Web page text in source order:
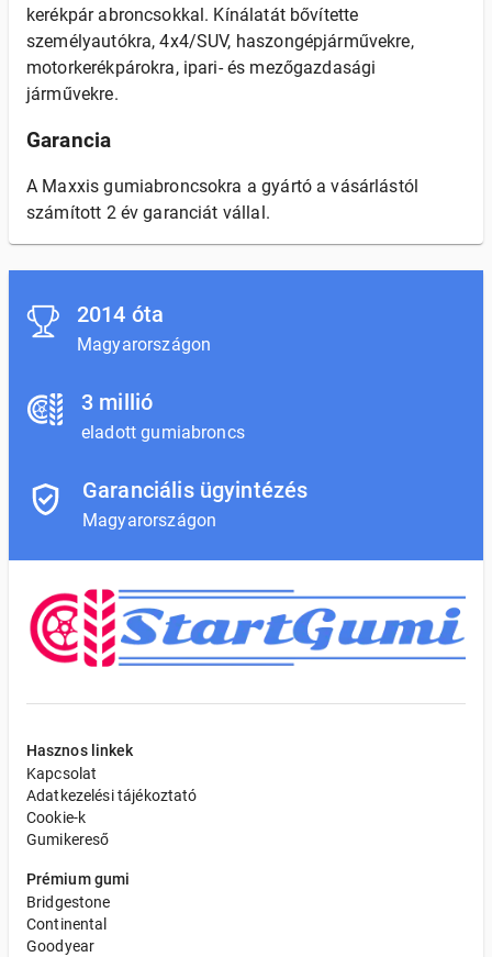
kerékpár abroncsokkal. Kínálatát bővítette
személyautókra, 4x4/SUV, haszongépjárművekre,
motorkerékpárokra, ipari- és mezőgazdasági
járművekre.
Garancia
A Maxxis gumiabroncsokra a gyártó a vásárlástól
számított 2 év garanciát vállal.
2014 óta
Magyarországon
3 millió
eladott gumiabroncs
Garanciális ügyintézés
Magyarországon
Hasznos linkek
Kapcsolat
Adatkezelési tájékoztató
Cookie-k
Gumikereső
Prémium gumi
Bridgestone
Continental
Goodyear